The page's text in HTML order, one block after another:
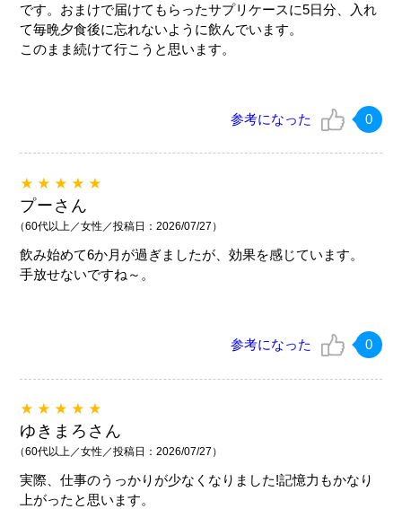
です。おまけで届けてもらったサプリケースに5日分、入れ
て毎晩夕食後に忘れないように飲んでいます。
このまま続けて行こうと思います。
参考になった 0
★★★★★
プーさん
（60代以上／女性／投稿日：2026/07/27）
飲み始めて6か月が過ぎましたが、効果を感じています。
手放せないですね～。
参考になった 0
★★★★★
ゆきまろさん
（60代以上／女性／投稿日：2026/07/27）
実際、仕事のうっかりが少なくなりました!記憶力もかなり
上がったと思います。